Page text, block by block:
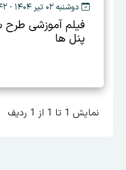
دوشنبه ۰۲ تیر ۱۴۰۴ - ۱۳:۴۲
فیلم آموزشی طرح
پنل ها
نمایش 1 تا 1 از 1 ردیف